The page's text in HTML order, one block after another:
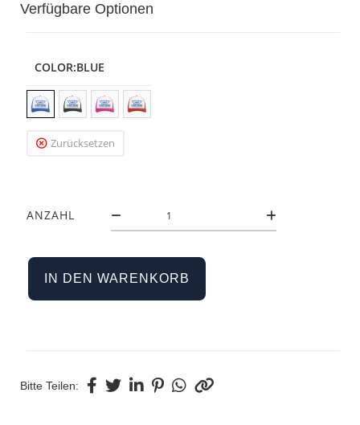
Verfügbare Optionen
COLOR:BLUE
Zurücksetzen
ANZAHL
IN DEN WARENKORB
Bitte Teilen: